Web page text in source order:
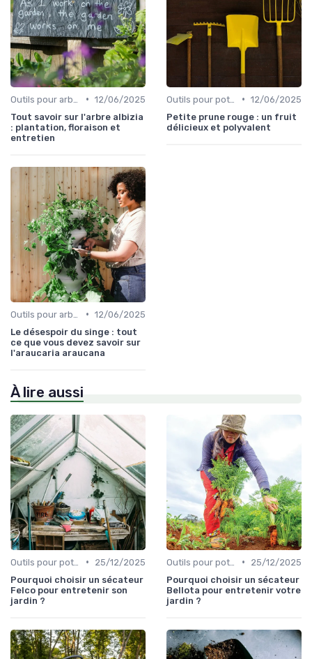
• 12/06/2025
Tout savoir sur l'arbre albizia
: plantation, floraison et
entretien
• 12/06/2025
Petite prune rouge : un fruit
délicieux et polyvalent
• 12/06/2025
Le désespoir du singe : tout
ce que vous devez savoir sur
l'araucaria araucana
À lire aussi
•
25/12/2025
Pourquoi choisir un sécateur
Felco pour entretenir son
jardin ?
•
25/12/2025
Pourquoi choisir un sécateur
Bellota pour entretenir votre
jardin ?